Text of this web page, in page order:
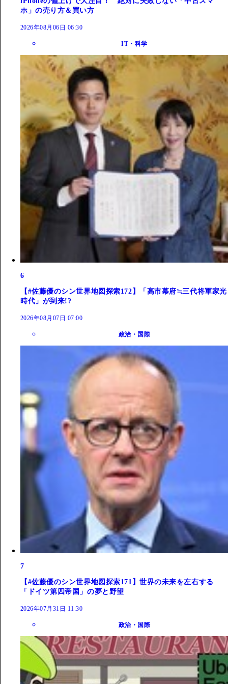
ホ」の売り方＆買い方
2026年08月06日 06:30
IT・科学
6
【#佐藤優のシン世界地図探索172】「高市幕府≒三代将軍家光
時代」が到来!?
2026年08月07日 07:00
政治・国際
7
【#佐藤優のシン世界地図探索171】世界の未来を左右する
「ドイツ第四帝国」の夢と野望
2026年07月31日 11:30
政治・国際